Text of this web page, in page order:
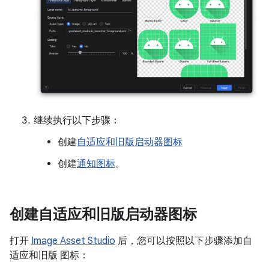
继续执行以下步骤：
创建自适应和旧版启动器图标
创建通知图标。
创建自适应和旧版启动器图标
打开 Image Asset Studio 后，您可以按照以下步骤添加自
适应和旧版 图标：